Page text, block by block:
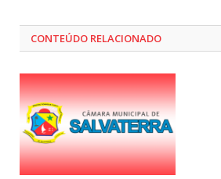
CONTEÚDO RELACIONADO